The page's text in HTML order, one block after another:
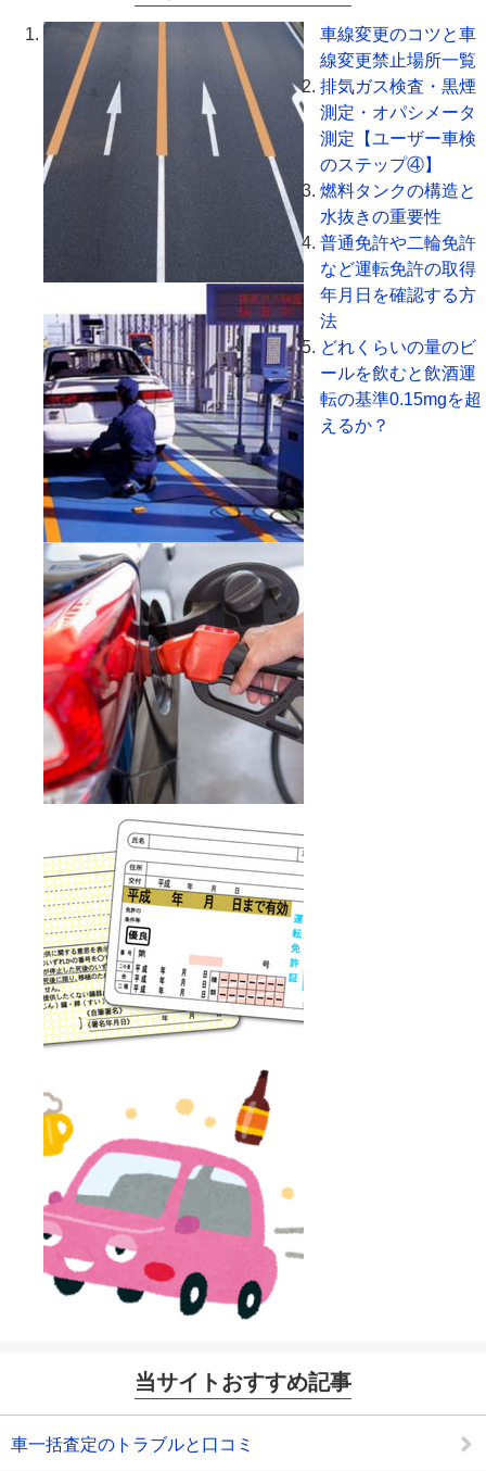
車線変更のコツと車
線変更禁止場所一覧
排気ガス検査・黒煙
測定・オパシメータ
測定【ユーザー車検
のステップ④】
燃料タンクの構造と
水抜きの重要性
普通免許や二輪免許
など運転免許の取得
年月日を確認する方
法
どれくらいの量のビ
ールを飲むと飲酒運
転の基準0.15mgを超
えるか？
当サイトおすすめ記事
車一括査定のトラブルと口コミ